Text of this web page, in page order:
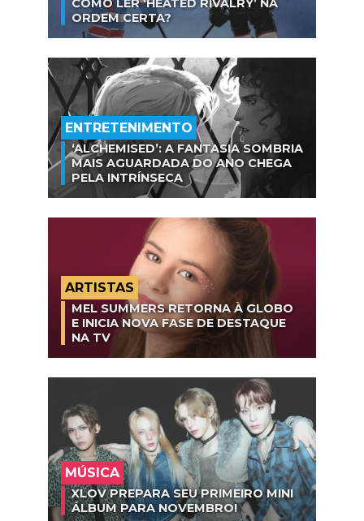
COMO LER ‘HEATED RIVALRY’ NA
ORDEM CERTA?
ENTRETENIMENTO
‘ALCHEMISED’: A FANTASIA SOMBRIA
MAIS AGUARDADA DO ANO CHEGA
PELA INTRÍNSECA
ARTISTAS
MEL SUMMERS RETORNA À GLOBO
E INICIA NOVA FASE DE DESTAQUE
NA TV
MÚSICA
XLOV PREPARA SEU PRIMEIRO MINI
ÁLBUM PARA NOVEMBRO!